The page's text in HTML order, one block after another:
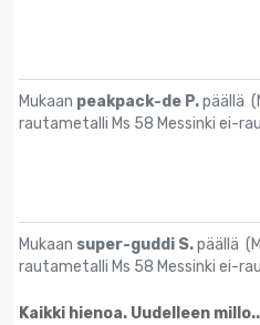
Mukaan peakpack-de P.päällä (
rautametalli Ms 58 Messinki ei-
Mukaan super-guddi S.päällä (
rautametalli Ms 58 Messinki ei-
Kaikki hienoa. Uudelleen